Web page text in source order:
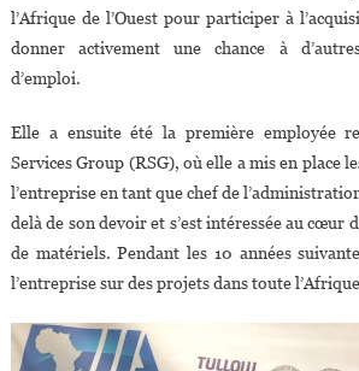
l’Afrique de l’Ouest pour participer à
donner activement une chance à
d’emploi.
Elle a ensuite été la première employée
Services Group (RSG), où elle a mis en place
l’entreprise en tant que chef de
delà de son devoir et s’est intéressée au
de matériels. Pendant les 10 années
l’entreprise sur des projets dans toute l’Afrique